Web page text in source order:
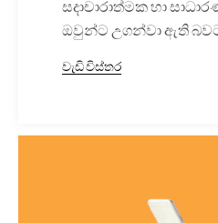
සදාචාරාත්මක හා
ඔවුන්ට උගන්වා ඇති
වැඩි විස්තර